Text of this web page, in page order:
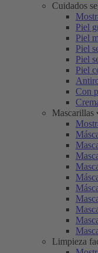
Cuidados
Piel
Piel
Piel
Piel
Piel
Con
Mascarillas
Limpieza